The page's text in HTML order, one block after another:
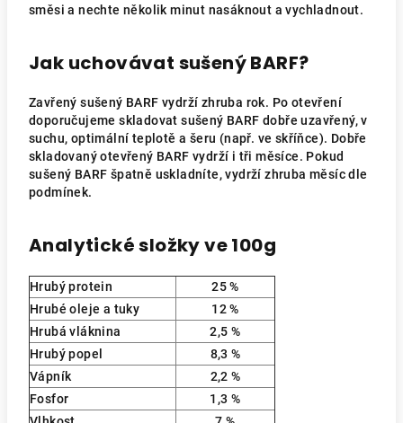
směsi a nechte několik minut nasáknout a vychladnout.
Jak uchovávat sušený BARF?
Zavřený sušený BARF vydrží zhruba rok. Po otevření
doporučujeme skladovat sušený BARF dobře uzavřený, v
suchu, optimální teplotě a šeru (např. ve skříňce). Dobře
skladovaný otevřený BARF vydrží i tři měsíce. Pokud
sušený BARF špatně uskladníte, vydrží zhruba měsíc dle
podmínek.
Analytické složky ve 100g
Hrubý protein 25%
Hrubé oleje a tuky
12%
Hrubá vláknina
2,5 %
Hrubý popel
8,3 %
Vápník
2,2 %
Fosfor
1,3 %